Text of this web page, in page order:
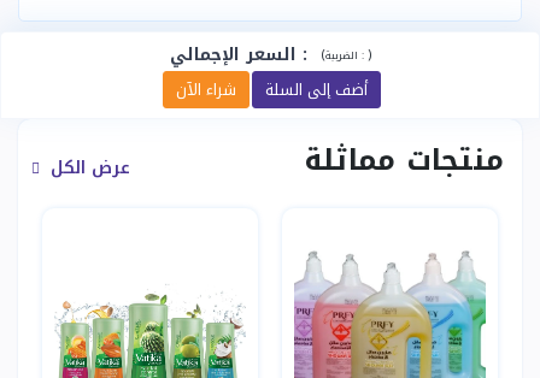
السعر الإجمالي : ( الضريبة :)
شراء الآن أضف إلى السلة
منتجات مماثلة عرض الكل